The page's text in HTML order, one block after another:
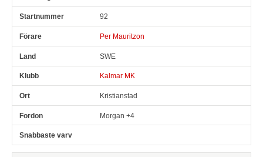
92
Per Mauritzon
SWE
Kalmar MK
Kristianstad
Morgan +4